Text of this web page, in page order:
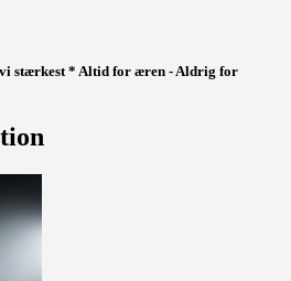
stærkest * Altid for æren - Aldrig for